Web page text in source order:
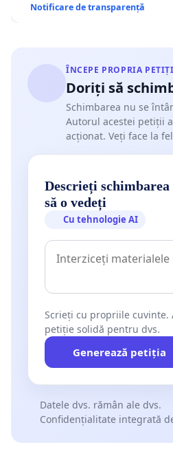
Notificare de transparență
ÎNCEPE PROPRIA
Doriți să
Schimbarea nu se
Autorul acestei petiții
acționat. Veți face la
Descrieți
să o vedeți
Cu tehnologie AI
Scrieți cu propriile cuvinte.
petiție solidă pentru dvs.
Generează petiția
Datele dvs. rămân ale dvs.
Confidențialitate integrată